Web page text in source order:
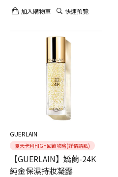
加入購物車 快速預覽
GUERLAIN
夏天卡利HIGH回饋攻略(詳情請點)
【GUERLAIN】嬌蘭-24K
純金保濕持妝凝露